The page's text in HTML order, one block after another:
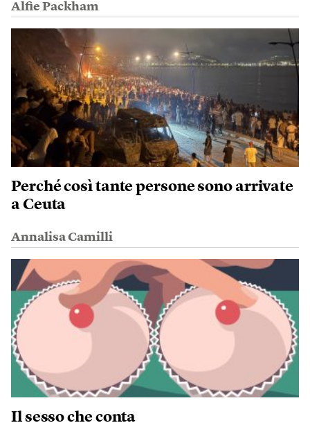
Alfie Packham
Perché così tante persone sono arrivate
a Ceuta
Annalisa Camilli
Il sesso che conta